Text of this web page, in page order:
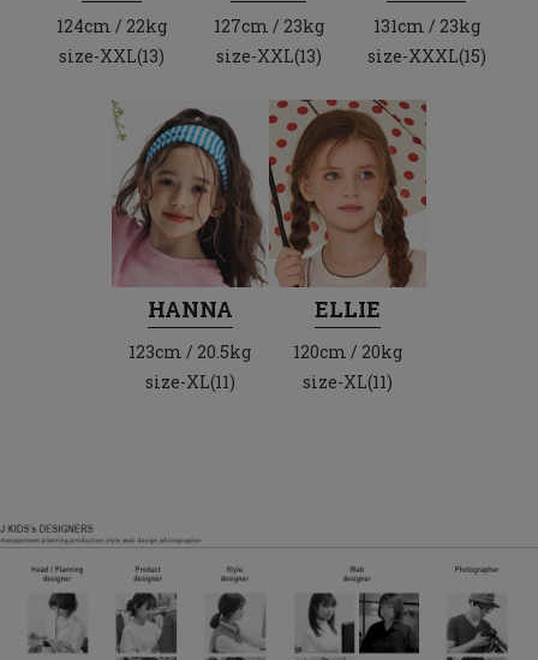
124cm / 22kg
size-XXL(13)
127cm / 23kg
size-XXL(13)
131cm / 23kg
size-XXXL(15)
HANNA
123cm / 20.5kg
size-XL(11)
ELLIE
120cm / 20kg
size-XL(11)